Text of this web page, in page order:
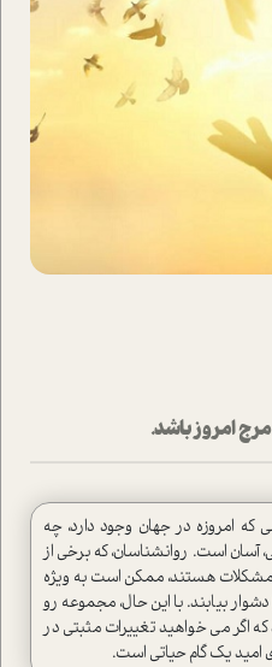
امروز باشد.
امروزه در جهان وجود دارد، چه
است. روانشناسان، که برخی از
مشکلات هستند، ممکن است به ویژه
بیابند. با این حال، مجموعه رو
اگر می خواهید تغییرات مثبتی در
امید یک گام حیاتی است.